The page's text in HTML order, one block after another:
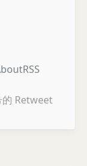
的 Retweet